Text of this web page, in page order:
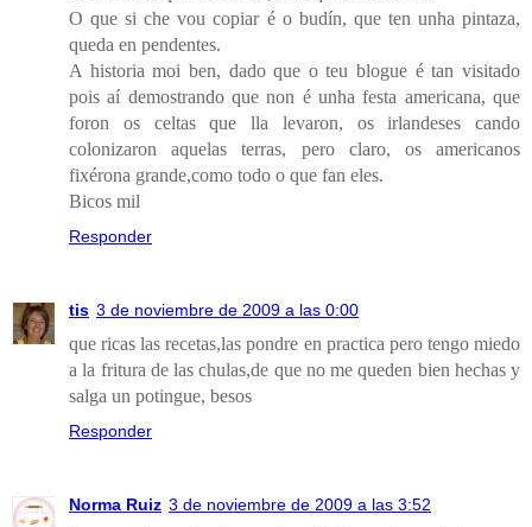
O que si che vou copiar é o budín, que ten unha pintaza,
queda en pendentes.
A historia moi ben, dado que o teu blogue é tan visitado
pois aí demostrando que non é unha festa americana, que
foron os celtas que lla levaron, os irlandeses cando
colonizaron aquelas terras, pero claro, os americanos
fixérona grande,como todo o que fan eles.
Bicos mil
Responder
tis 3 de noviembre de 2009 a las 0:00
que ricas las recetas,las pondre en practica pero tengo miedo
a la fritura de las chulas,de que no me queden bien hechas y
salga un potingue, besos
Responder
Norma Ruiz 3 de noviembre de 2009 a las 3:52